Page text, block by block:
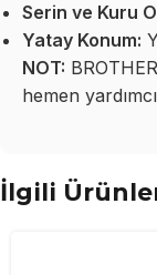
Serin ve Kuru
Yatay Konum:
NOT:
hemen
İlgili